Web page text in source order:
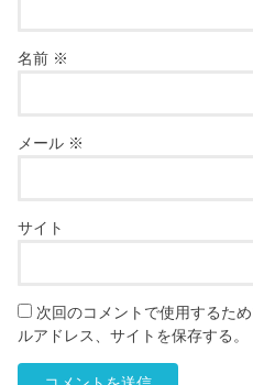
名前 ※
メール ※
サイト
次回のコメントで使用するた
ルアドレス、サイトを保存する。